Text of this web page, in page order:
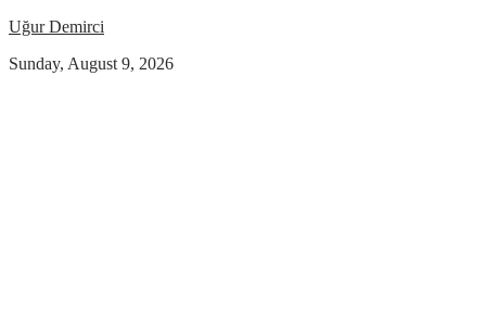
Uğur Demirci
Sunday, August 9, 2026